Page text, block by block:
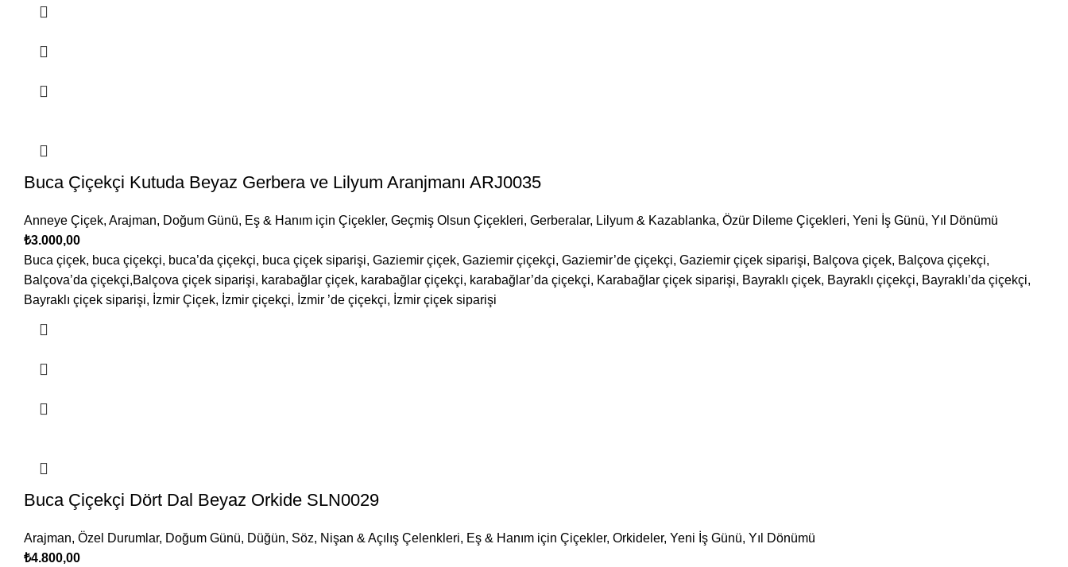
Buca Çiçekçi Kutuda Beyaz Gerbera ve Lilyum Aranjmanı ARJ0035
Anneye Çiçek, Arajman, Doğum Günü, Eş & Hanım için Çiçekler, Geçmiş Olsun Çiçekleri, Gerberalar, Lilyum & Kazablanka, Özür Dileme Çiçekleri, Yeni İş Günü, Yıl Dönümü
₺3.000,00
Buca çiçek, buca çiçekçi, buca’da çiçekçi, buca çiçek siparişi, Gaziemir çiçek, Gaziemir çiçekçi, Gaziemir’de çiçekçi, Gaziemir çiçek siparişi, Balçova çiçek, Balçova çiçekçi,
Balçova’da çiçekçi,Balçova çiçek siparişi, karabağlar çiçek, karabağlar çiçekçi, karabağlar’da çiçekçi, Karabağlar çiçek siparişi, Bayraklı çiçek, Bayraklı çiçekçi, Bayraklı’da çiçekçi,
Bayraklı çiçek siparişi, İzmir Çiçek, İzmir çiçekçi, İzmir ’de çiçekçi, İzmir çiçek siparişi
Buca Çiçekçi Dört Dal Beyaz Orkide SLN0029
Arajman, Özel Durumlar, Doğum Günü, Düğün, Söz, Nişan & Açılış Çelenkleri, Eş & Hanım için Çiçekler, Orkideler, Yeni İş Günü, Yıl Dönümü
₺4.800,00